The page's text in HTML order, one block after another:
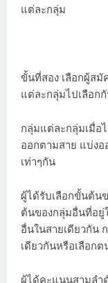
แต่ละกลุ่ม
ขั้นที่สอง เลือกผู้สมั
แต่ละกลุ่มไปเลือก
กลุ่มแต่ละกลุ่มเมื่อ
ออกตามสาย แบ่งอ
เท่าๆกัน
ผู้ได้รับเลือกขั้นต้น
ต้นของกลุ่มอื่นที่อยู่
อื่นในสายเดียวกัน
เดียวกันหรือเลือกต
ผู้ได้คะแนนสามลำ